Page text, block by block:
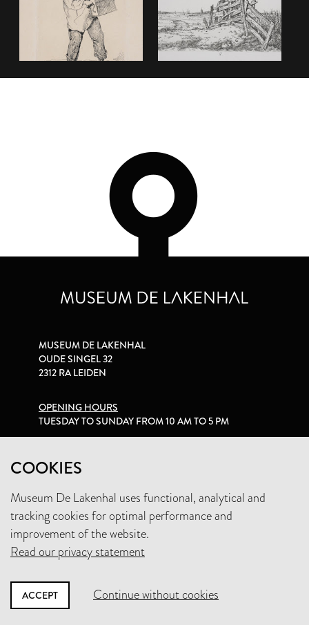
COOKIES
Museum De Lakenhal uses functional, analytical and
tracking cookies for optimal performance and
improvement of the website.
Read our privacy statement
ACCEPT Continue without cookies
MUSEUM DE LAKENHAL
OUDE SINGEL 32
2312 RA LEIDEN
OPENING HOURS
TUESDAY TO SUNDAY FROM 10 AM TO 5 PM
+31 (0)71 5165360
INFO@LAKENHAL.NL
SUPPORT THE MUSEUM
NEWSLETTER